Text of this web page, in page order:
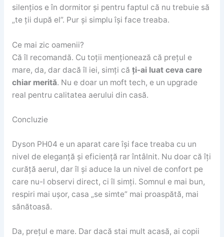
silențios e în dormitor și pentru faptul că nu trebuie să
„te ții după el”. Pur și simplu își face treaba.
Ce mai zic oamenii?
Că îl recomandă. Cu toții menționează că prețul e
mare, da, dar dacă îl iei, simți că ți-ai luat ceva care
chiar merită. Nu e doar un moft tech, e un upgrade
real pentru calitatea aerului din casă.
Concluzie
Dyson PH04 e un aparat care își face treaba cu un
nivel de eleganță și eficiență rar întâlnit. Nu doar că îți
curăță aerul, dar îl și aduce la un nivel de confort pe
care nu-l observi direct, ci îl simți. Somnul e mai bun,
respiri mai ușor, casa „se simte” mai proaspătă, mai
sănătoasă.
Da, prețul e mare. Dar dacă stai mult acasă, ai copii